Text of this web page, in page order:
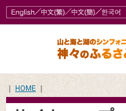
HOME